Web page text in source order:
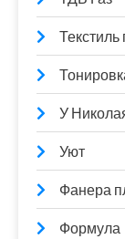
У
Уют
Фанера
Формула